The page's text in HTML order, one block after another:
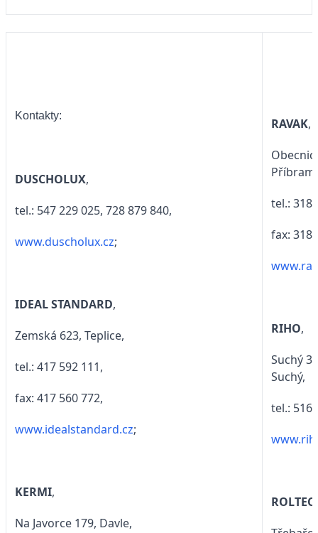
Kontakty:
DUSCHOLUX,
tel.: 547 229 025, 728 879 840,
www.duscholux.cz;
IDEAL STANDARD,
Zemská 623, Teplice,
tel.: 417 592 111,
fax: 417 560 772,
www.idealstandard.cz;
KERMI,
Na Javorce 179, Davle,
RAVAK,
Příbram
tel.: 318
fax: 318
RIHO,
Suchý
Suchý,
tel.: 516